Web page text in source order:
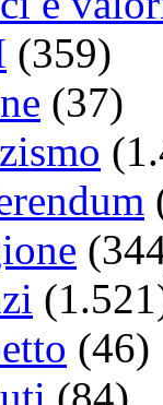
(359)
(37)
(46)